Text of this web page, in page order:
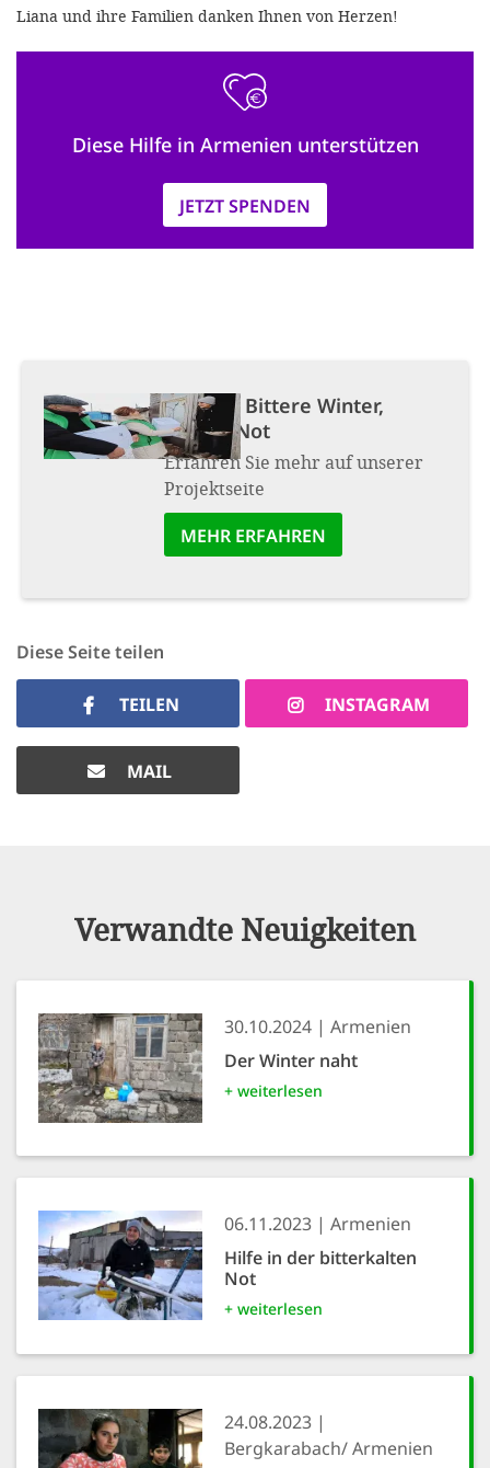
Liana und ihre Familien danken Ihnen von Herzen!
Diese Hilfe in Armenien unterstützen
JETZT SPENDEN
Projekt: Bittere Winter,
bittere Not
Erfahren Sie mehr auf unserer
Projektseite
MEHR ERFAHREN
Diese Seite teilen
TEILEN INSTAGRAM
MAIL
Verwandte Neuigkeiten
30.10.2024
Armenien
Der Winter naht
+ weiterlesen
06.11.2023
Armenien
Hilfe in der bitterkalten
Not
+ weiterlesen
24.08.2023
Bergkarabach/ Armenien